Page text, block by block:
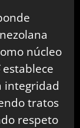
núcleo
establece
integridad
tratos
respeto